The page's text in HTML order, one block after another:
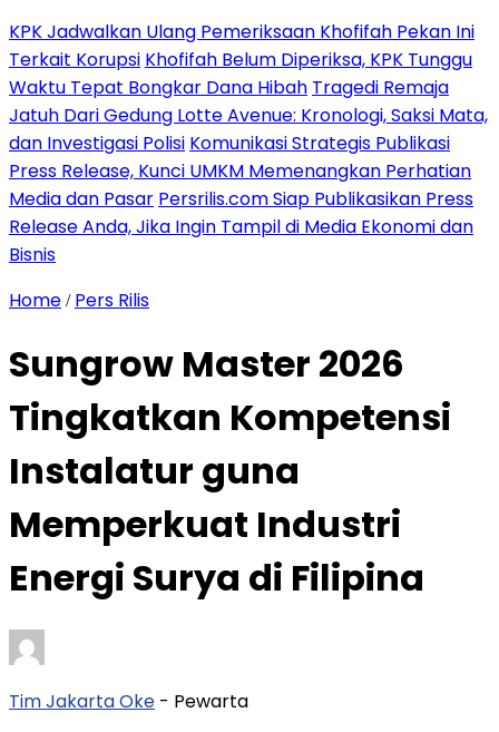
KPK Jadwalkan Ulang Pemeriksaan Khofifah Pekan Ini
Terkait Korupsi Khofifah Belum Diperiksa, KPK Tunggu
Waktu Tepat Bongkar Dana Hibah Tragedi Remaja
Jatuh Dari Gedung Lotte Avenue: Kronologi, Saksi Mata,
dan Investigasi Polisi Komunikasi Strategis Publikasi
Press Release, Kunci UMKM Memenangkan Perhatian
Media dan Pasar Persrilis.com Siap Publikasikan Press
Release Anda, Jika Ingin Tampil di Media Ekonomi dan
Bisnis
Home / Pers Rilis
Sungrow Master 2026
Tingkatkan Kompetensi
Instalatur guna
Memperkuat Industri
Energi Surya di Filipina
Tim Jakarta Oke - Pewarta